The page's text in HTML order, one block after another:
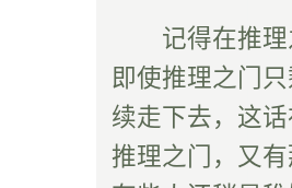
记得在推理
即使推理之门
续走下去，这
推理之门，又